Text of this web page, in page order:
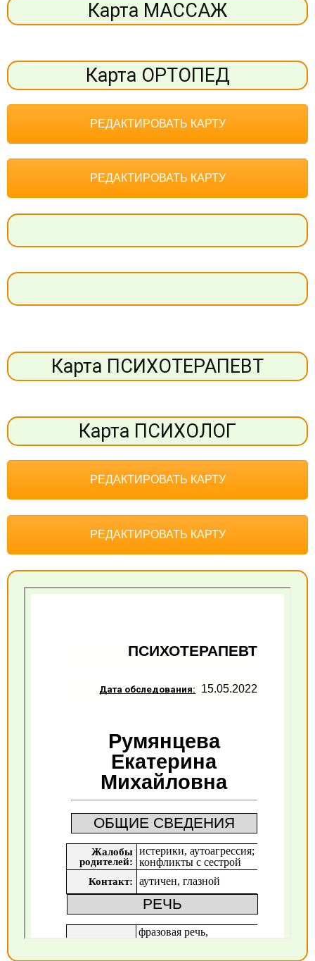
Карта МАССАЖ
Карта ОРТОПЕД
РЕДАКТИРОВАТЬ КАРТУ
РЕДАКТИРОВАТЬ КАРТУ
Карта ПСИХОТЕРАПЕВТ
Карта ПСИХОЛОГ
РЕДАКТИРОВАТЬ КАРТУ
РЕДАКТИРОВАТЬ КАРТУ